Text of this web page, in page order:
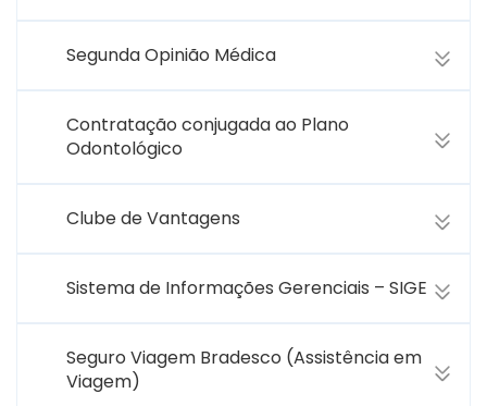
Segunda Opinião Médica
Contratação conjugada ao Plano
Odontológico
Clube de Vantagens
Sistema de Informações Gerenciais – SIGE
Seguro Viagem Bradesco (Assistência em
Viagem)